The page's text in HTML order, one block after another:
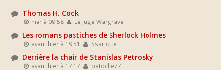
Thomas H. Cook
hier à 09:58 Le Juge Wargrave
Les romans pastiches de Sherlock Holmes
avant hier à 19:51 Ssarlotte
Derrière la chair de Stanislas Petrosky
avant hier à 17:17 patoche77